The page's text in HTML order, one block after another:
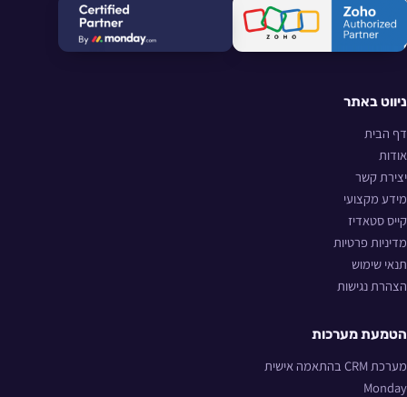
ניווט באתר
דף הבית
אודות
יצירת קשר
מידע מקצועי
קייס סטאדיז
מדיניות פרטיות
תנאי שימוש
הצהרת נגישות
הטמעת מערכות
מערכת CRM בהתאמה אישית
Monday